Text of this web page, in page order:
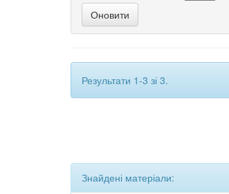
Результати 1-3 зі 3.
Знайдені матеріали: